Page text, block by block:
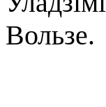
Вользе.